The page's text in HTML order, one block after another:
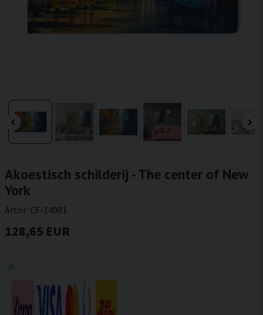
Akoestisch schilderij - The center of New
York
Artnr: CF-14081
128,65 EUR